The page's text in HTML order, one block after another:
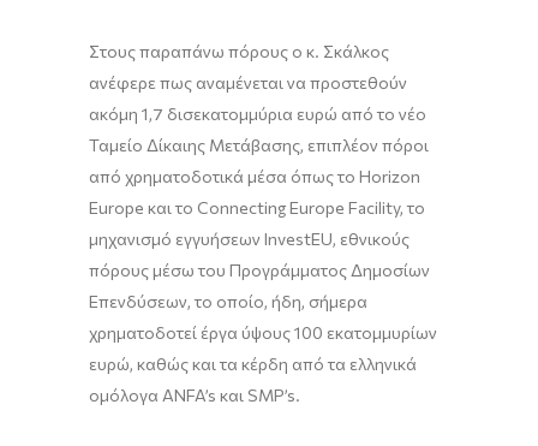
Στους παραπάνω πόρους ο κ. Σκάλκος
ανέφερε πως αναμένεται να προστεθούν
ακόμη 1,7 δισεκατομμύρια ευρώ από το νέο
Ταμείο Δίκαιης Μετάβασης, επιπλέον πόροι
από χρηματοδοτικά μέσα όπως το Ηorizon
Εurope και το Connecting Europe Facility, το
μηχανισμό εγγυήσεων InvestEU, εθνικούς
πόρους μέσω του Προγράμματος Δημοσίων
Επενδύσεων, το οποίο, ήδη, σήμερα
χρηματοδοτεί έργα ύψους 100 εκατομμυρίων
ευρώ, καθώς και τα κέρδη από τα ελληνικά
ομόλογα ANFA’s και SMP’s.